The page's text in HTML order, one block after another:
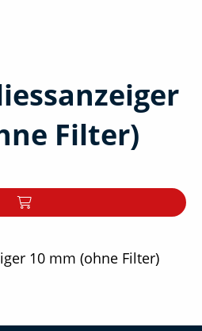
Filter)
10 mm (ohne Filter)